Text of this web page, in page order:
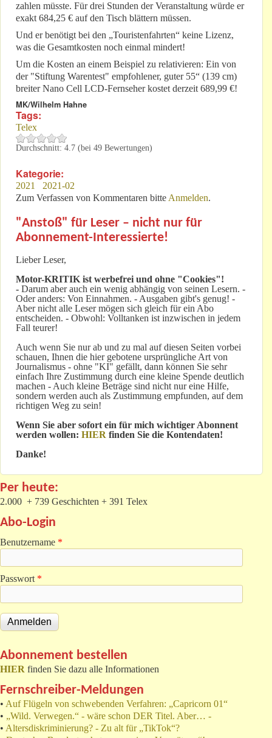
zahlen müsste. Für drei Stunden der Veranstaltung würde er
exakt 684,25 € auf den Tisch blättern müssen.
Und er benötigt bei den „Touristenfahrten“ keine Lizenz,
was die Gesamtkosten noch einmal mindert!
Um die Kosten an einem Beispiel zu relativieren: Ein von
der "Stiftung Warentest" empfohlener, guter 55“ (139 cm)
breiter Nano Cell LCD-Fernseher kostet derzeit 689,99 €!
MK/Wilhelm Hahne
Tags:
Telex
Durchschnitt: 4.7 (bei 49 Bewertungen)
Kategorie:
2021
2021-02
Zum Verfassen von Kommentaren bitte Anmelden.
"Anstoß" für Leser – nicht nur für
Abonnement-Interessierte!
Lieber Leser,
Motor-KRITIK ist werbefrei und ohne "Cookies"!
- Darum aber auch ein wenig abhängig von seinen Lesern. -
Oder anders: Von Einnahmen. - Ausgaben gibt's genug! -
Aber nicht alle Leser mögen sich gleich für ein Abo
entscheiden. - Obwohl: Volltanken ist inzwischen in jedem
Fall teurer!
Auch wenn Sie nur ab und zu mal auf diesen Seiten vorbei
schauen, Ihnen die hier gebotene ursprüngliche Art von
Journalismus - ohne "KI" gefällt, dann können Sie sehr
einfach Ihre Zustimmung durch eine kleine Spende deutlich
machen - Auch kleine Beträge sind nicht nur eine Hilfe,
sondern werden auch als Zustimmung empfunden, auf dem
richtigen Weg zu sein!
Wenn Sie aber sofort ein für mich wichtiger Abonnent
werden wollen: HIER finden Sie die Kontendaten!
Danke!
Per heute:
2.000 + 739 Geschichten + 391 Telex
Abo-Login
Benutzername *
Passwort *
Abonnement bestellen
HIER finden Sie dazu alle Informationen
Fernschreiber-Meldungen
• Auf Flügeln von schwebenden Verfahren: „Capricorn 01“
• „Wild. Verwegen.“ - wäre schon DER Titel. Aber… -
• Altersdiskriminierung? - Zu alt für „TikTok“?